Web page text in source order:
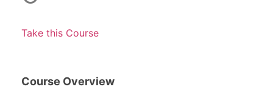
Take this Course
Course Overview